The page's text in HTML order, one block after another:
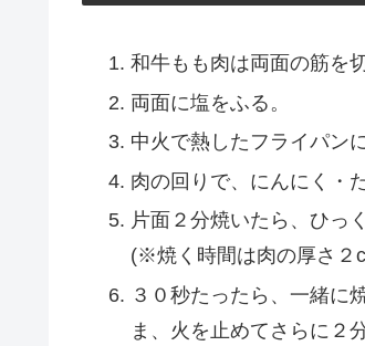
和牛もも肉は両面の筋を
両面に塩をふる。
中火で熱したフライパン
肉の回りで、にんにく・
片面２分焼いたら、ひっ
(※焼く時間は肉の厚さ２
３０秒たったら、一緒に
ま、火を止めてさらに２